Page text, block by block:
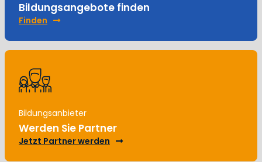
Bildungsangebote finden
Finden
Bildungsanbieter
Werden Sie Partner
Jetzt Partner werden